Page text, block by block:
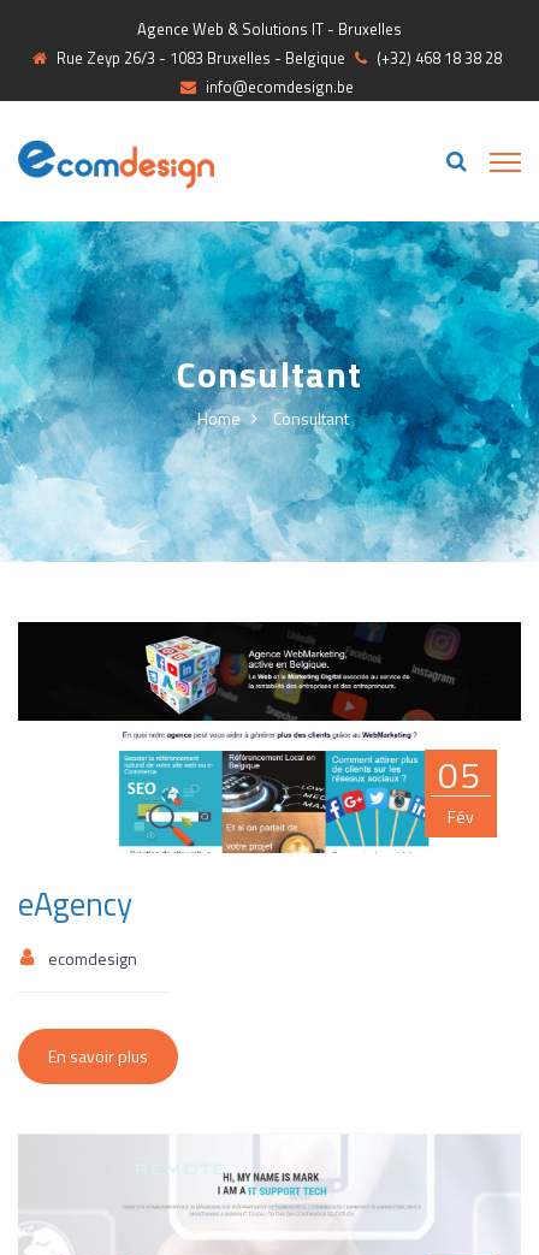
Agence Web & Solutions IT - Bruxelles
Rue Zeyp 26/3 - 1083 Bruxelles - Belgique
(+32) 468 18 38 28
info@ecomdesign.be
Consultant
Home Consultant
05
Fév
eAgency
ecomdesign
En savoir plus